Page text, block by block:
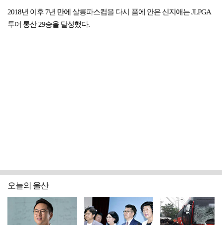
2018년 이후 7년 만에 살롱파스컵을 다시 품에 안은 신지애는 JLPGA
투어 통산 29승을 달성했다.
오늘의 울산